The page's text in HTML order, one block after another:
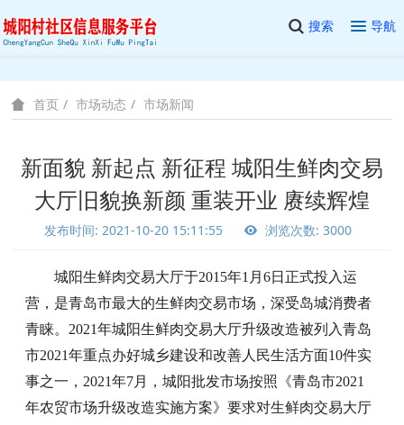
搜索 导航
首页 市场动态 市场新闻
新面貌 新起点 新征程 城阳生鲜肉交易
大厅旧貌换新颜 重装开业 赓续辉煌
发布时间: 2021-10-20 15:11:55 浏览次数: 3000
城阳生鲜肉交易大厅于2015年1月6日正式投入运
营 ， 是青岛市最大的生鲜肉交易市场，深受岛城消费者
青睐。 2021年城阳生鲜肉交易大厅升级改造被列入青岛
市2021年重点办好城乡建设和改善人民生活方面10件实
事之一，2021年7月，城阳批发市场按照《青岛市2021
年农贸市场升级改造实施方案》要求对生鲜肉交易大厅